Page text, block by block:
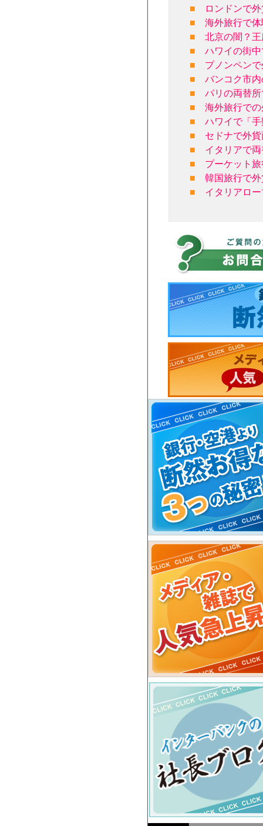
■
ロンドンで
■
海外旅行で
■
北京の闇？
■
ハワイの街
■
プノンペン
■
バンコク市
■
パリの両替
■
海外旅行で
■
ハワイで「
■
セドナで外
■
イタリアで
■
プーケット
■
韓国旅行で
■
イタリアロ